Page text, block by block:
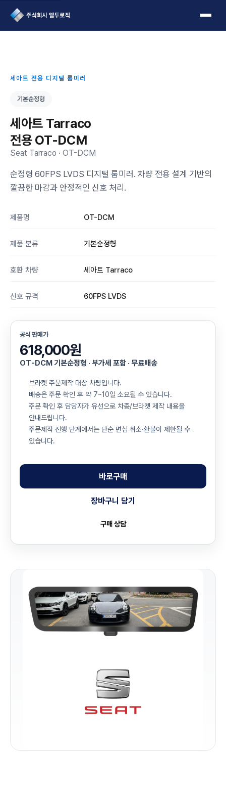
L2Logic 1onetake
세아트 전용 디지털 룸미러
기본순정형
세아트 Tarraco
전용 OT-DCM
Seat Tarraco · OT-DCM
순정형 60FPS LVDS 디지털 룸미러. 차량 전용 설계 기반의
깔끔한 마감과 안정적인 신호 처리.
제품명 OT-DCM
제품 분류 기본순정형
호환 차량 세아트 Tarraco
신호 규격 60FPS LVDS
공식 판매가
618,000원
OT-DCM 기본순정형 · 부가세 포함 · 무료배송
브라켓 주문제작 대상 차량입니다.
배송은 주문 확인 후 약 7~10일 소요될 수 있습니다.
주문 확인 후 담당자가 유선으로 차종/브라켓 제작 내용을
안내드립니다.
주문제작 진행 단계에서는 단순 변심 취소·환불이 제한될 수
있습니다.
바로구매
장바구니 담기
구매 상담